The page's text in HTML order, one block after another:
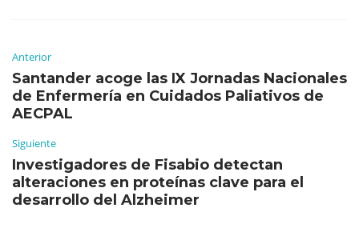
Anterior
Santander acoge las IX Jornadas Nacionales
de Enfermería en Cuidados Paliativos de
AECPAL
Siguiente
Investigadores de Fisabio detectan
alteraciones en proteínas clave para el
desarrollo del Alzheimer